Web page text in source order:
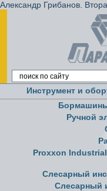
Александр Грибанов.
Инструмент и
Ручной
Proxxon
Слесарный
Слесарный